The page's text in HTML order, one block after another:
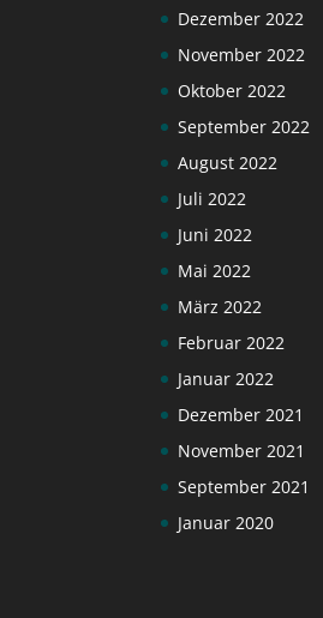
Dezember 2022
November 2022
Oktober 2022
September 2022
August 2022
Juli 2022
Juni 2022
Mai 2022
März 2022
Februar 2022
Januar 2022
Dezember 2021
November 2021
September 2021
Januar 2020